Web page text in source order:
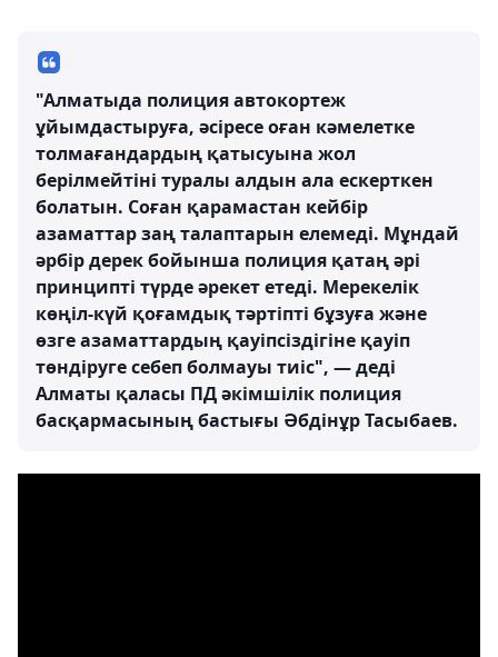
"Алматыда полиция автокортеж
ұйымдастыруға, әсіресе оған кәмелетке
толмағандардың қатысуына жол
берілмейтіні туралы алдын ала ескерткен
болатын. Соған қарамастан кейбір
азаматтар заң талаптарын елемеді. Мұндай
әрбір дерек бойынша полиция қатаң әрі
принципті түрде әрекет етеді. Мерекелік
көңіл-күй қоғамдық тәртіпті бұзуға және
өзге азаматтардың қауіпсіздігіне қауіп
төндіруге себеп болмауы тиіс", — деді
Алматы қаласы ПД әкімшілік полиция
басқармасының бастығы Әбдінұр Тасыбаев.